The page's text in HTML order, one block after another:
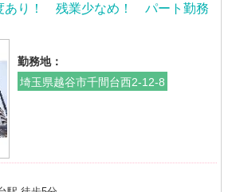
あり！ 残業少なめ！ パート勤務
勤務地：
埼玉県越谷市千間台西2-12-8